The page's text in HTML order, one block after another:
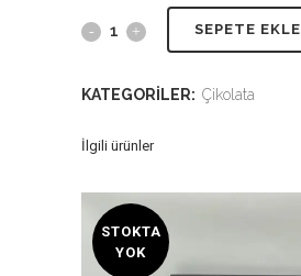
SEPETE EKLE
KATEGORILER: Çikolata
İlgili ürünler
STOKTA
YOK